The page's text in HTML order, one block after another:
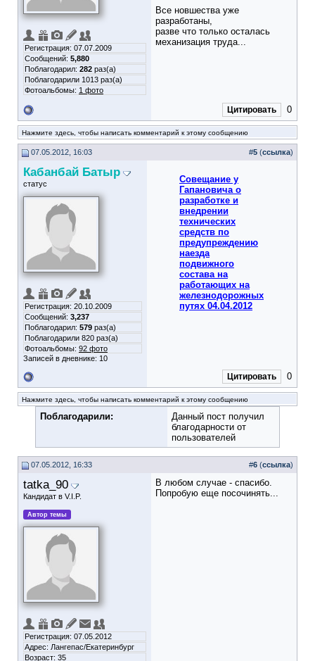
Регистрация: 07.07.2009
Сообщений: 5,880
Поблагодарил: 282 раз(а)
Поблагодарили 1013 раз(а)
Фотоальбомы: 1 фото
Все новшества уже
разработаны,
разве что только осталась
механизация труда...
Цитировать 0
Нажмите здесь, чтобы написать комментарий к этому сообщению
07.05.2012, 16:03 #5 (ссылка)
Кабанбай Батыр
статус
Регистрация: 20.10.2009
Сообщений: 3,237
Поблагодарил: 579 раз(а)
Поблагодарили 820 раз(а)
Фотоальбомы: 92 фото
Записей в дневнике: 10
Совещание у
Гапановича о
разработке и
внедрении
технических
средств по
предупреждению
наезда
подвижного
состава на
работающих на
железнодорожных
путях 04.04.2012
Цитировать 0
Нажмите здесь, чтобы написать комментарий к этому сообщению
Поблагодарили:
Данный пост получил
благодарности от
пользователей
07.05.2012, 16:33 #6 (ссылка)
tatka_90
Кандидат в V.I.P.
Автор темы
Регистрация: 07.05.2012
Адрес: Лангепас/Екатеринбург
Возраст: 35
В любом случае - спасибо.
Попробую еще посочинять...